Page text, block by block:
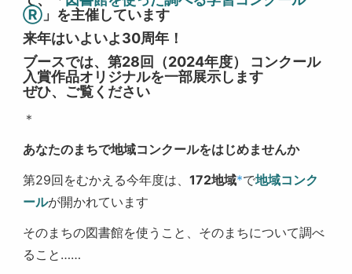
Ⓡ 」を主催しています
来年はいよいよ30周年！
ブースでは、第28回（2024年度） コンクール
入賞作品オリジナルを一部展示します
ぜひ、ご覧ください
＊
あなたのまちで地域コンクールをはじめませんか
第29回をむかえる今年度は、172地域*で地域コンク
ールが開かれています
そのまちの図書館を使うこと、そのまちについて調べ
ること……